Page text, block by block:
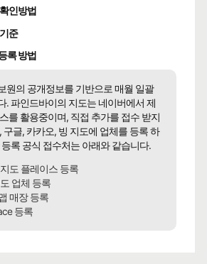
인방법
준
록 방법
원의 공개정보를 기반으로 매월 일괄
. 파인드바이의 지도는 네이버에서 제
를 활용중이며, 직접 추가를 접수 받지
구글, 카카오, 빙 지도에 업체를 등록 하
록 공식 접수처는 아래와 같습니다.
도 플레이스 등록
업체 등록
매장 등록
등록